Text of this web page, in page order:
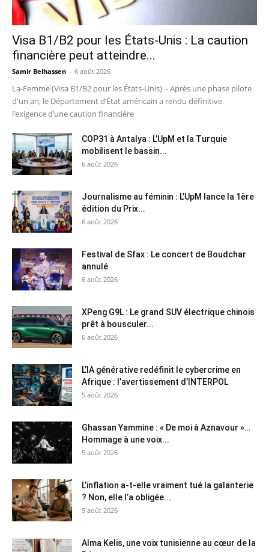
Visa B1/B2 pour les États-Unis : La caution
financière peut atteindre...
Samir Belhassen - 6 août 2026
La-Femme (Visa B1/B2 pour les États-Unis) - Après une phase pilote
d'un an, le Département d’État américain a rendu définitive
l’exigence d’une caution financière
COP31 à Antalya : L’UpM et la Turquie
mobilisent le bassin...
6 août 2026
Journalisme au féminin : L’UpM lance la 1ère
édition du Prix...
6 août 2026
Festival de Sfax : Le concert de Boudchar
annulé
6 août 2026
XPeng G9L : Le grand SUV électrique chinois
prêt à bousculer...
6 août 2026
L’IA générative redéfinit le cybercrime en
Afrique : l’avertissement d’INTERPOL
5 août 2026
Ghassan Yammine : « De moi à Aznavour »…
Hommage à une voix...
5 août 2026
L’inflation a-t-elle vraiment tué la galanterie
? Non, elle l’a obligée...
5 août 2026
Alma Kelis, une voix tunisienne au cœur de la